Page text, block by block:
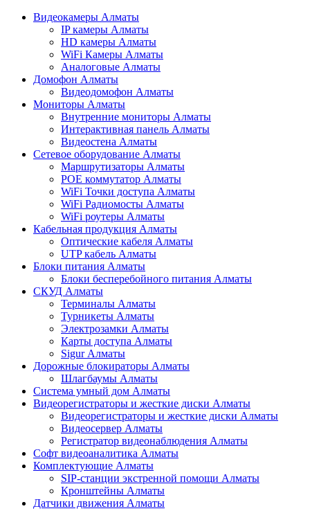
Видеокамеры Алматы
IP камеры Алматы
HD камеры Алматы
WiFi Камеры Алматы
Аналоговые Алматы
Домофон Алматы
Видеодомофон Алматы
Мониторы Алматы
Внутренние мониторы Алматы
Интерактивная панель Алматы
Видеостена Алматы
Сетевое оборудование Алматы
Маршрутизаторы Алматы
POE коммутатор Алматы
WiFi Точки доступа Алматы
WiFi Радиомосты Алматы
WiFi роутеры Алматы
Кабельная продукция Алматы
Оптические кабеля Алматы
UTP кабель Алматы
Блоки питания Алматы
Блоки бесперебойного питания Алматы
СКУД Алматы
Терминалы Алматы
Турникеты Алматы
Электрозамки Алматы
Карты доступа Алматы
Sigur Алматы
Дорожные блокираторы Алматы
Шлагбаумы Алматы
Система умный дом Алматы
Видеорегистраторы и жесткие диски Алматы
Видеорегистраторы и жесткие диски Алматы
Видеосервер Алматы
Регистратор видеонаблюдения Алматы
Софт видеоаналитика Алматы
Комплектующие Алматы
SIP-станции экстренной помощи Алматы
Кронштейны Алматы
Датчики движения Алматы